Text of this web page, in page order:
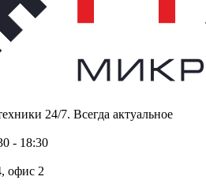
24/7. Всегда актуальное
- 18:30
офис 2